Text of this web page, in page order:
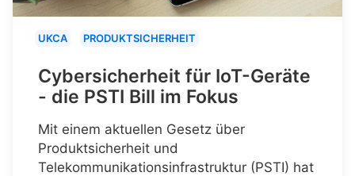
UKCA PRODUKTSICHERHEIT
Cybersicherheit für IoT-Geräte
- die PSTI Bill im Fokus
Mit einem aktuellen Gesetz über
Produktsicherheit und
Telekommunikationsinfrastruktur (PSTI) hat